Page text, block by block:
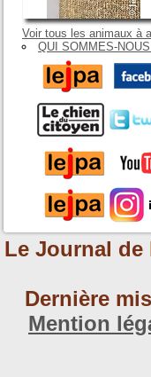
Voir tous les animaux à
QUI SOMMES-
Le Journal de
Dernière
Mention